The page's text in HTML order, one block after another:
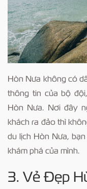
Hòn Nưa không có
thông tin của bộ
Hòn Nưa. Nơi đây
khách ra đảo thì
du lịch Hòn Nưa,
khám phá của mình.
3. Vẻ Đẹp